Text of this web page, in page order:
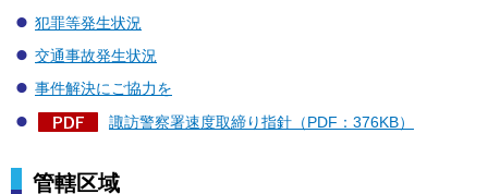
犯罪等発生状況
交通事故発生状況
事件解決にご協力を
諏訪警察署速度取締り指針（PDF：376KB）
管轄区域